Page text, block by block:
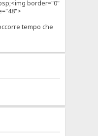
border="0"
tempo che